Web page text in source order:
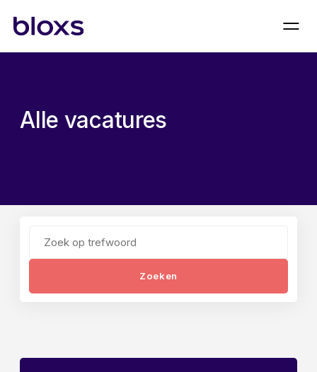
Alle vacatures
Zoeken